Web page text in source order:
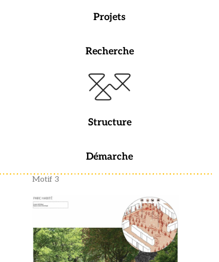
Projets
Recherche
Structure
Démarche
Motif 3